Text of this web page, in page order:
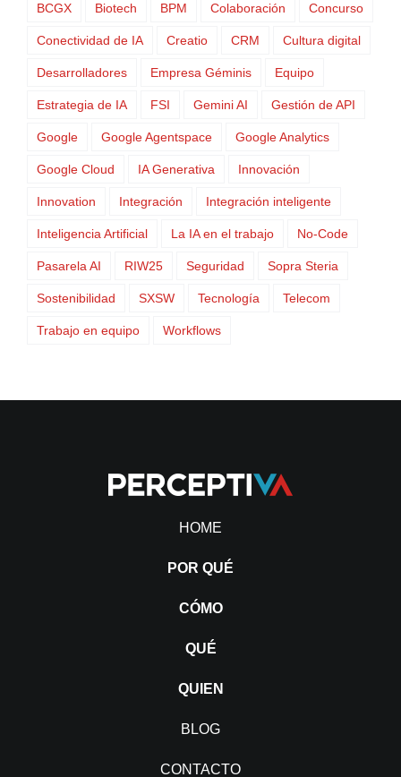
BCGX Biotech BPM Colaboración Concurso
Conectividad de IA Creatio CRM Cultura digital
Desarrolladores Empresa Géminis Equipo
Estrategia de IA FSI Gemini AI Gestión de API
Google Google Agentspace Google Analytics
Google Cloud IA Generativa Innovación
Innovation Integración Integración inteligente
Inteligencia Artificial La IA en el trabajo No-Code
Pasarela AI RIW25 Seguridad Sopra Steria
Sostenibilidad SXSW Tecnología Telecom
Trabajo en equipo Workflows
HOME
POR QUÉ
CÓMO
QUÉ
QUIEN
BLOG
CONTACTO